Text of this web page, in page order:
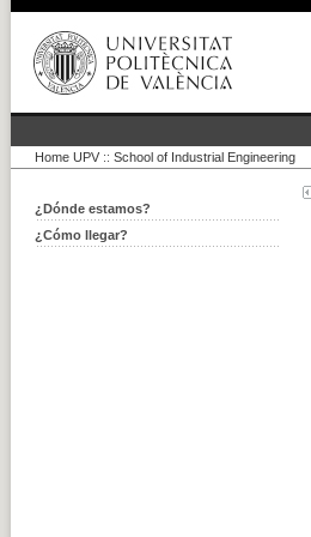
Home UPV :: School of Industrial Engineering
¿Dónde estamos?
¿Cómo llegar?